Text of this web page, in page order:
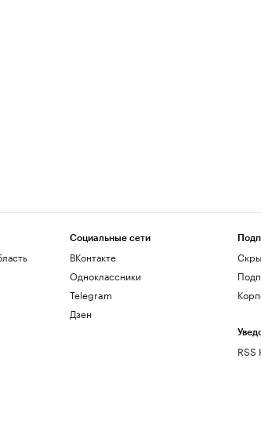
Социальные сети
ВКонтакте
Одноклассники
Telegram
Дзен
RSS